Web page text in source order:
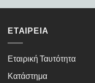
ΕΤΑΙΡΕΊΑ
Εταιρική Ταυτότητα
Κατάστημα